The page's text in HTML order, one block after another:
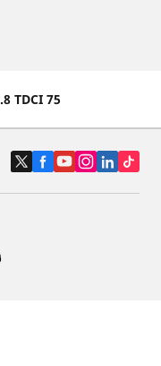
TDCI 75